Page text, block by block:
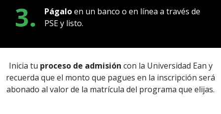
3. Págaloen un banco o en línea a través de
PSE y listo.
Inicia tu proceso de admisión con la Universidad Ean y
recuerda que el monto que pagues en la inscripción será
abonado al valor de la matrícula del programa que elijas.